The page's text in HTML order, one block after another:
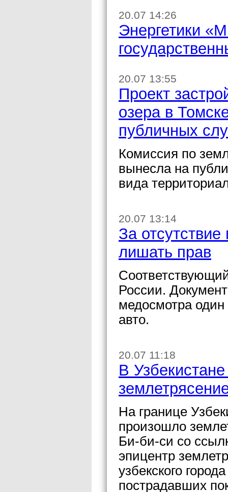
20.07 14:26
Энергетики
20.07 13:55
Проект
озера в
публичных
Комиссия по
вынесла на
вида
20.07 13:14
За
лишать прав
России.
медосмотра
авто.
20.07 11:18
В
На границе
произошло
Би-би-си со
эпицентр
узбекского
пострадавших